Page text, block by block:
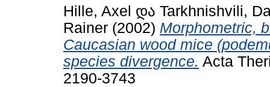
Hille, Axel და Tarkhnishvili,
Rainer (2002) Morphometric,
Caucasian wood mice
species divergence. Acta
2190-3743